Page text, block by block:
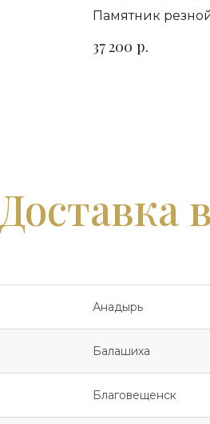
Памятник
на выбор
37 200 р.
Доставка
Анадырь
Балашиха
Благовещенск